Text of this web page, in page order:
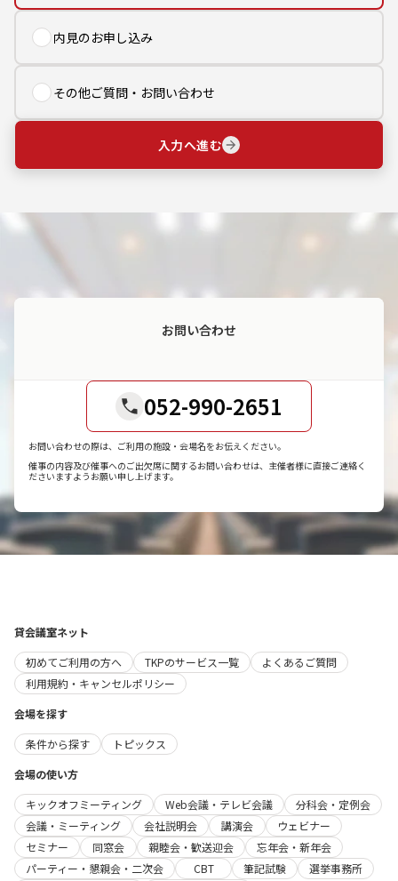
内見のお申し込み
その他ご質問・お問い合わせ
入力へ進む
お問い合わせ
052-990-2651
お問い合わせの際は、ご利用の施設・会場名をお伝えください。
催事の内容及び催事へのご出欠席に関するお問い合わせは、主催者様に直接ご連絡く
ださいますようお願い申し上げます。
貸会議室ネット
初めてご利用の方へ
TKPのサービス一覧
よくあるご質問
利用規約・キャンセルポリシー
会場を探す
条件から探す
トピックス
会場の使い方
キックオフミーティング
Web会議・テレビ会議
分科会・定例会
会議・ミーティング
会社説明会 講演会
ウェビナー
セミナー
同窓会 親睦会・歓送迎会
忘年会・新年会
パーティー・懇親会・二次会
CBT 筆記試験
選挙事務所